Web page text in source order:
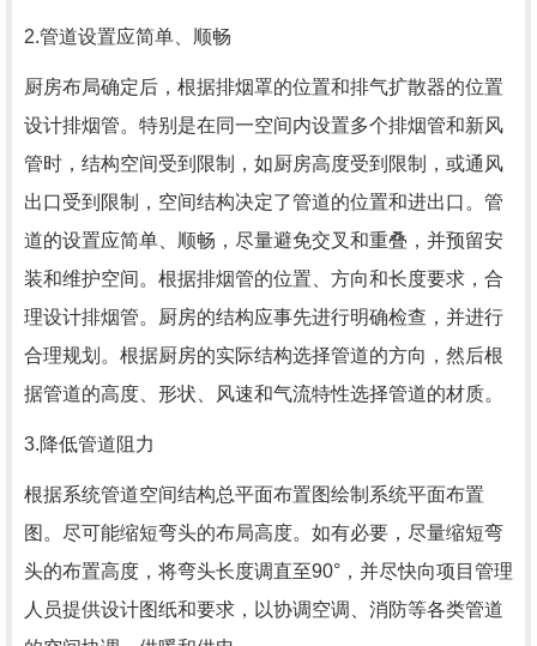
2.管道设置应简单、顺畅
厨房布局确定后，根据排烟罩的位置和排气扩散器的位置
设计排烟管。特别是在同一空间内设置多个排烟管和新风
管时，结构空间受到限制，如厨房高度受到限制，或通风
出口受到限制，空间结构决定了管道的位置和进出口。管
道的设置应简单、顺畅，尽量避免交叉和重叠，并预留安
装和维护空间。根据排烟管的位置、方向和长度要求，合
理设计排烟管。厨房的结构应事先进行明确检查，并进行
合理规划。根据厨房的实际结构选择管道的方向，然后根
据管道的高度、形状、风速和气流特性选择管道的材质。
3.降低管道阻力
根据系统管道空间结构总平面布置图绘制系统平面布置
图。尽可能缩短弯头的布局高度。如有必要，尽量缩短弯
头的布置高度，将弯头长度调直至90°，并尽快向项目管理
人员提供设计图纸和要求，以协调空调、消防等各类管道